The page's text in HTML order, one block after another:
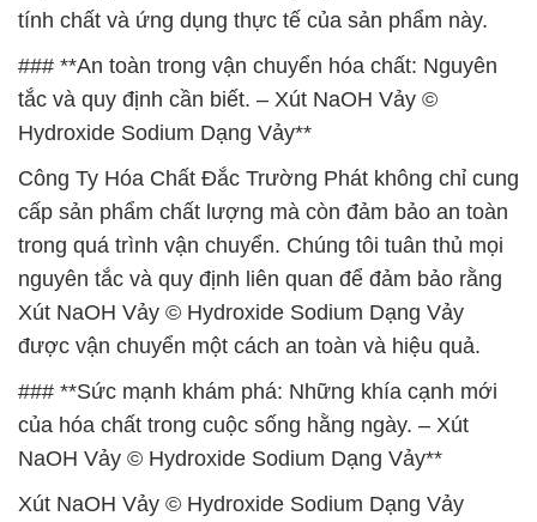
tính chất và ứng dụng thực tế của sản phẩm này.
### **An toàn trong vận chuyển hóa chất: Nguyên
tắc và quy định cần biết. – Xút NaOH Vảy ©
Hydroxide Sodium Dạng Vảy**
Công Ty Hóa Chất Đắc Trường Phát không chỉ cung
cấp sản phẩm chất lượng mà còn đảm bảo an toàn
trong quá trình vận chuyển. Chúng tôi tuân thủ mọi
nguyên tắc và quy định liên quan để đảm bảo rằng
Xút NaOH Vảy © Hydroxide Sodium Dạng Vảy
được vận chuyển một cách an toàn và hiệu quả.
### **Sức mạnh khám phá: Những khía cạnh mới
của hóa chất trong cuộc sống hằng ngày. – Xút
NaOH Vảy © Hydroxide Sodium Dạng Vảy**
Xút NaOH Vảy © Hydroxide Sodium Dạng Vảy